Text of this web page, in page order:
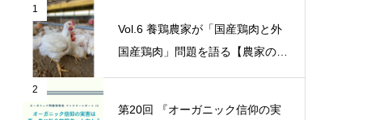
1
Vol.6 養鶏農家が「国産鶏肉と外
国産鶏肉」問題を語る【農家の本
音 〇〇（問題）を語る】
2
第20回 『オーガニック信仰の実